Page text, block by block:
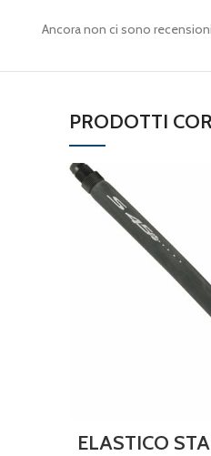
Ancora non ci sono
PRODOTTI
ELASTICO